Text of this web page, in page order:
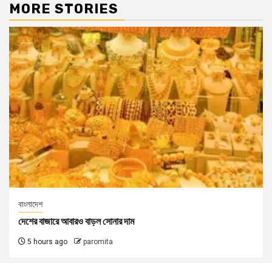
MORE STORIES
বাংলাদেশ
দেশের বাজারে আবারও বাড়ল সোনার দাম
5 hours ago paromita